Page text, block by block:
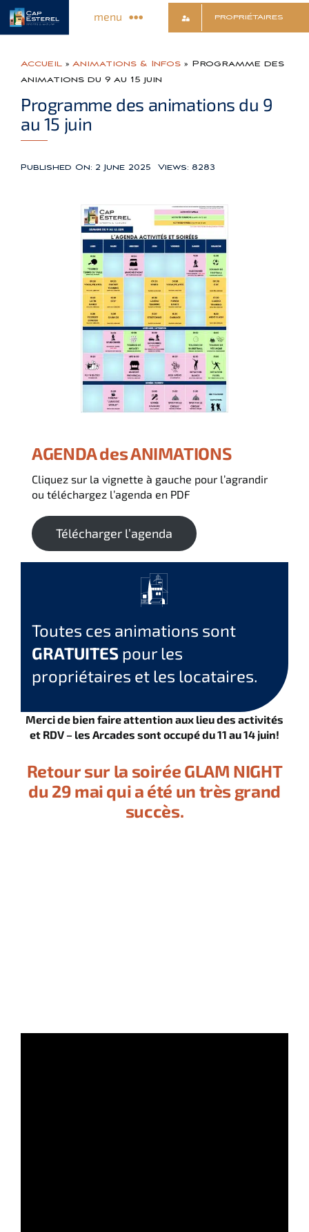
Skip
menu
Shops & Services
Animations & Infos
Culture & Leisure
PROPRIÉTAIRES
Accueil» Animations & Infos» Programme des
animations du 9 au 15 juin
Programme des animations du 9
au 15 juin
Published On: 2 June 2025 Views: 8283
AGENDA des ANIMATIONS
Cliquez sur la vignette à gauche pour l’agrandir
ou téléchargez l’agenda en PDF
Télécharger l’agenda
Toutes ces animations sont
GRATUITESpour les
propriétaires et les locataires.
Merci de bien faire attention aux lieu des activités
et RDV – les Arcades sont occupé du 11 au 14 juin!
Retour sur la soirée GLAM NIGHT
du 29 mai qui a été un très grand
succès.